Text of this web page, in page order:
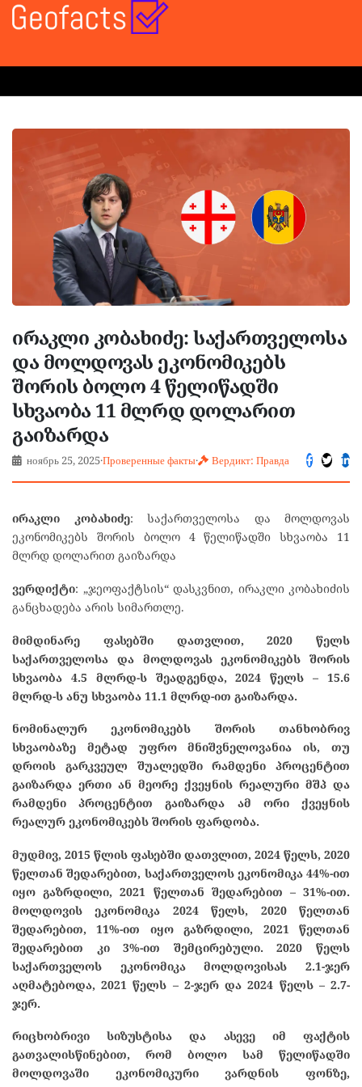
ირაკლი კობახიძე: საქართველოსა
და მოლდოვას ეკონომიკებს
შორის ბოლო 4 წელიწადში
სხვაობა 11 მლრდ დოლარით
გაიზარდა
ноябрь 25, 2025·Проверенные факты· Вердикт: Правда
ირაკლი კობახიძე: საქართველოსა და მოლდოვას
ეკონომიკებს შორის ბოლო 4 წელიწადში სხვაობა 11
მლრდ დოლარით გაიზარდა
ვერდიქტი: „ჯეოფაქტსის“ დასკვნით, ირაკლი კობახიძის
განცხადება არის სიმართლე.
მიმდინარე ფასებში დათვლით, 2020 წელს
საქართველოსა და მოლდოვას ეკონომიკებს შორის
სხვაობა 4.5 მლრდ-ს შეადგენდა, 2024 წელს – 15.6
მლრდ-ს ანუ სხვაობა 11.1 მლრდ-ით გაიზარდა.
ნომინალურ ეკონომიკებს შორის თანხობრივ
სხვაობაზე მეტად უფრო მნიშვნელოვანია ის, თუ
დროის გარკვეულ შუალედში რამდენი პროცენტით
გაიზარდა ერთი ან მეორე ქვეყნის რეალური მშპ და
რამდენი პროცენტით გაიზარდა ამ ორი ქვეყნის
რეალურ ეკონომიკებს შორის ფარდობა.
მუდმივ, 2015 წლის ფასებში დათვლით, 2024 წელს, 2020
წელთან შედარებით, საქართველოს ეკონომიკა 44%-ით
იყო გაზრდილი, 2021 წელთან შედარებით – 31%-ით.
მოლდოვის ეკონომიკა 2024 წელს, 2020 წელთან
შედარებით, 11%-ით იყო გაზრდილი, 2021 წელთან
შედარებით კი 3%-ით შემცირებული. 2020 წელს
საქართველოს ეკონომიკა მოლდოვისას 2.1-ჯერ
აღმატებოდა, 2021 წელს – 2-ჯერ და 2024 წელს – 2.7-
ჯერ.
რიცხობრივი სიზუსტისა და ასევე იმ ფაქტის
გათვალისწინებით, რომ ბოლო სამ წელიწადში
მოლდოვაში ეკონომიკური ვარდნის ფონზე,